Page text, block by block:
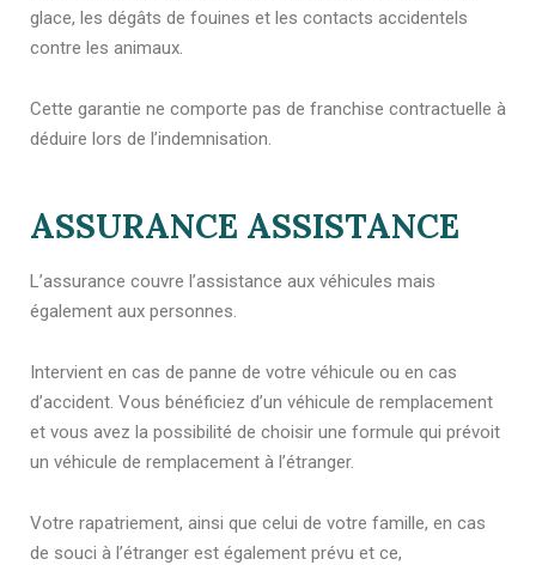
glace, les dégâts de fouines et les contacts accidentels
contre les animaux.
Cette garantie ne comporte pas de franchise contractuelle à
déduire lors de l’indemnisation.
ASSURANCE ASSISTANCE
L’assurance couvre l’assistance aux véhicules mais
également aux personnes.
Intervient en cas de panne de votre véhicule ou en cas
d’accident. Vous bénéficiez d’un véhicule de remplacement
et vous avez la possibilité de choisir une formule qui prévoit
un véhicule de remplacement à l’étranger.
Votre rapatriement, ainsi que celui de votre famille, en cas
de souci à l’étranger est également prévu et ce,